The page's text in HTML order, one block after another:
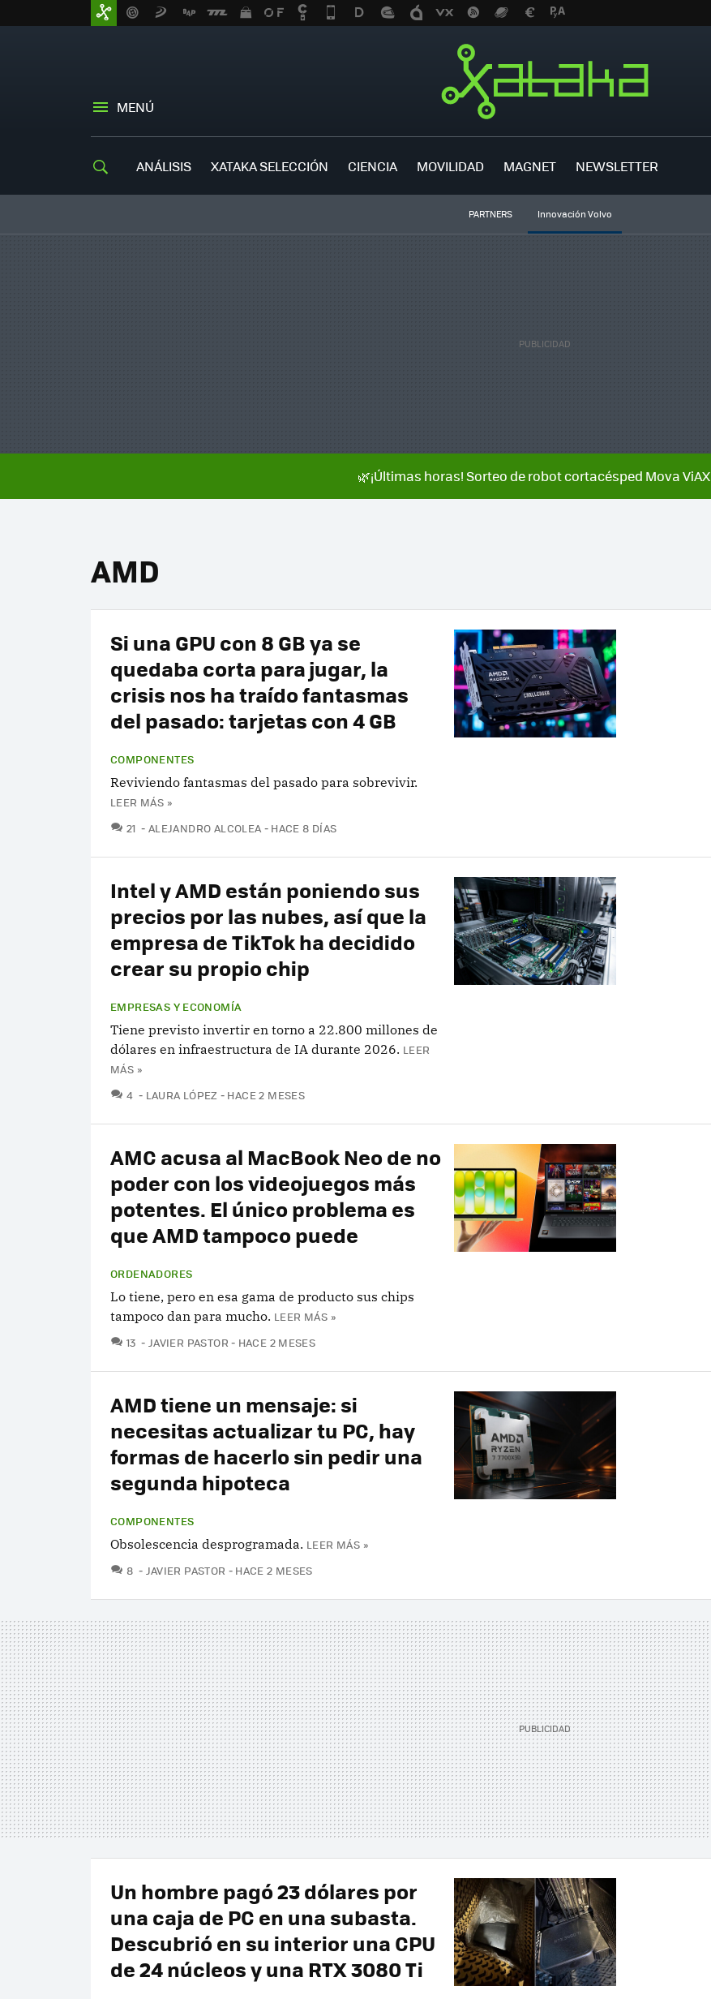
MENÚ
ANÁLISIS XATAKA SELECCIÓN CIENCIA MOVILIDAD MAGNET NEWSLETTER
PARTNERS Innovación Volvo
🌿¡Últimas horas! Sorteo de robot cortacésped Mova ViAX
AMD
Si una GPU con 8 GB ya se
quedaba corta para jugar, la
crisis nos ha traído fantasmas
del pasado: tarjetas con 4 GB
COMPONENTES
Reviviendo fantasmas del pasado para sobrevivir.
LEER MÁS »
21 COMENTARIOS
ALEJANDRO ALCOLEA HACE 8 DÍAS
Intel y AMD están poniendo sus
precios por las nubes, así que la
empresa de TikTok ha decidido
crear su propio chip
EMPRESAS Y ECONOMÍA
Tiene previsto invertir en torno a 22.800 millones de
dólares en infraestructura de IA durante 2026. LEER
MÁS »
4 COMENTARIOS
LAURA LÓPEZ HACE 2 MESES
AMC acusa al MacBook Neo de no
poder con los videojuegos más
potentes. El único problema es
que AMD tampoco puede
ORDENADORES
Lo tiene, pero en esa gama de producto sus chips
tampoco dan para mucho. LEER MÁS »
13 COMENTARIOS
JAVIER PASTOR HACE 2 MESES
AMD tiene un mensaje: si
necesitas actualizar tu PC, hay
formas de hacerlo sin pedir una
segunda hipoteca
COMPONENTES
Obsolescencia desprogramada. LEER MÁS »
8 COMENTARIOS
JAVIER PASTOR HACE 2 MESES
Un hombre pagó 23 dólares por
una caja de PC en una subasta.
Descubrió en su interior una CPU
de 24 núcleos y una RTX 3080 Ti